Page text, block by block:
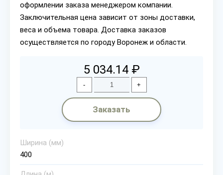
оформлении заказа менеджером компании.
Заключительная цена зависит от зоны доставки,
веса и объема товара. Доставка заказов
осуществляется по городу Воронеж и области.
5 034.14 ₽
- +
Заказать
Ширина (мм)
400